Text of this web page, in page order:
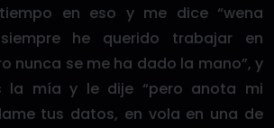
en eso y me dice “wena
he querido trabajar en
nunca se me ha dado la mano”, y
la mía y le dije “pero anota mi
tus datos, en vola en una de